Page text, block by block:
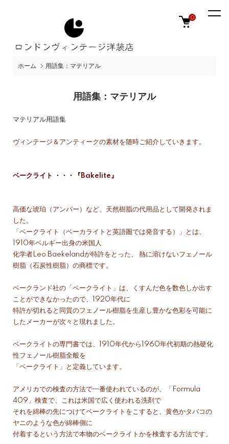
0
ホーム 用語集：マテリアル
用語集：マテリアル
マテリアル用語集
ヴィンテージ＆アンティークの素材を随時ご紹介していきます。
ベークライト ・・・『Bakelite』
高価な琥珀（アンバー）など、天然樹脂の代用品として開発されま
した。
「ベークライト（ベーカライトと英語圏では発音する）」とは、
1910年ベルギー出身の米国人
化学者Leo Baekelandが特許をとった、 熱に溶けないフェノール
樹脂（石炭性樹脂）の商標です。
ベークランド社の「ベークライト」は、くすんだ色を数色しか出す
ことができなかったので、1920年代に
特許が切れると同質のフェノール樹脂を生産し豊かな色彩を可能に
したメーカーが次々と現れました。
ベークライトの専門書では、1910年代から1960年代初期の熱硬化
性フェノール樹脂全般を
「ベークライト」と定義しています。
アメリカでの検査の方法で一番使われているのが、「Formula
409」検査で、これは米国で広く使われる洗剤で
それを綿棒の先につけてベークライトをこすると、黄色かタバコの
ヤニのような色が綿棒側に
付着するという方法で本物のベークライトかを検査する方法です。